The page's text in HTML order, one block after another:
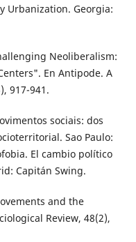
Urbanization. Georgia:
Neoliberalism:
En Antipode. A
917-941.
sociais: dos
Sao Paulo:
El cambio político
Capitán Swing.
and the
Review, 48(2),